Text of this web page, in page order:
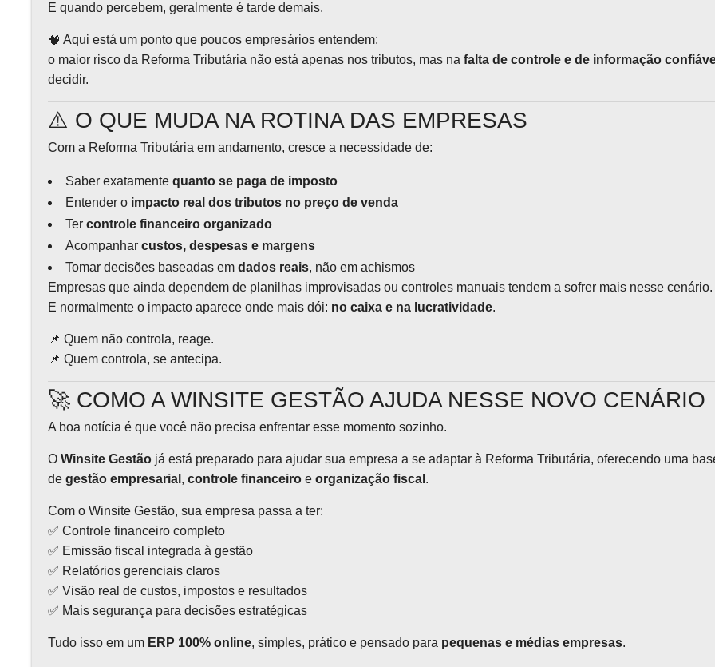
E quando percebem, geralmente é tarde demais.
🧠 Aqui está um ponto que poucos empresários entendem:
o maior risco da Reforma Tributária não está apenas nos tributos, mas nafalta de controle e de informação
decidir.
⚠️ O QUE MUDA NA ROTINA DAS EMPRESAS
Com a Reforma Tributária em andamento, cresce a necessidade de:
Saber exatamentequanto se paga de imposto
Entender o impacto real dos tributos no preço de venda
Tercontrole financeiro organizado
Acompanharcustos, despesas e margens
Tomar decisões baseadas emdados reais, não em achismos
Empresas que ainda dependem de planilhas improvisadas ou controles manuais tendem a sofrer mais nesse cenário.
E normalmente o impacto aparece onde mais dói: no caixa e na lucratividade.
📌 Quem não controla, reage.
📌 Quem controla, se antecipa.
🚀 COMO A WINSITE GESTÃO AJUDA NESSE NOVO CENÁRIO
A boa notícia é que você não precisa enfrentar esse momento sozinho.
OWinsite Gestão já está preparado para ajudar sua empresa a se adaptar à Reforma Tributária, oferecendo uma
degestão empresarial ,controle financeiro eorganização fiscal .
Com o Winsite Gestão, sua empresa passa a ter:
✅ Controle financeiro completo
✅ Emissão fiscal integrada à gestão
✅ Relatórios gerenciais claros
✅ Visão real de custos, impostos e resultados
✅ Mais segurança para decisões estratégicas
Tudo isso em um ERP 100% online, simples, prático e pensado para pequenas e médias empresas.